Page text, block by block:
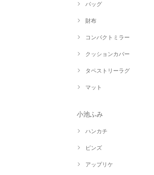
バッグ
財布
コンパクトミラー
クッションカバー
タペストリーラグ
マット
小池ふみ
ハンカチ
ピンズ
アップリケ